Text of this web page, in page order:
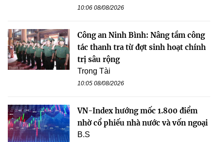
10:06 08/08/2026
Công an Ninh Bình: Nâng tầm công
tác thanh tra từ đợt sinh hoạt chính
trị sâu rộng
Trọng Tài
10:05 08/08/2026
VN-Index hướng mốc 1.800 điểm
nhờ cổ phiếu nhà nước và vốn ngoại
B.S